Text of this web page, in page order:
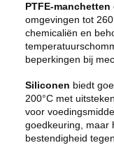
PTFE-manchetten
omgevingen tot
chemicaliën en
beperkingen bij
Siliconen biedt
200°C met
voor
goedkeuring, maar
bestendigheid